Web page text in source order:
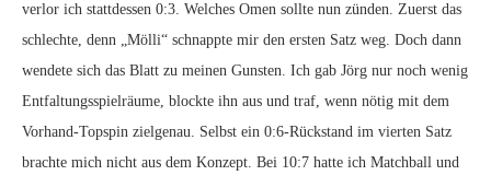
verlor ich stattdessen 0:3. Welches Omen sollte nun zünden. Zuerst das
schlechte, denn „Mölli“ schnappte mir den ersten Satz weg. Doch dann
wendete sich das Blatt zu meinen Gunsten. Ich gab Jörg nur noch wenig
Entfaltungsspielräume, blockte ihn aus und traf, wenn nötig mit dem
Vorhand-Topspin zielgenau. Selbst ein 0:6-Rückstand im vierten Satz
brachte mich nicht aus dem Konzept. Bei 10:7 hatte ich Matchball und